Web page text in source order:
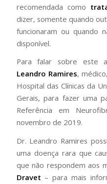
recomendada como
dizer, somente quando
funcionaram ou quando
disponível.
Para falar sobre este
Leandro Ramires,
Hospital das Clínicas da
Gerais, para fazer uma
Referência em
novembro de 2019.
Dr. Leandro Ramires
uma doença rara que
que não respondem aos
Dravet – para mais